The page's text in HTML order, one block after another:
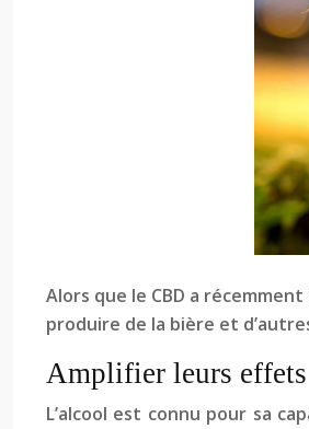
Alors que le CBD a
produire de la bière et
Amplifier leurs effets
L’alcool est connu pour sa